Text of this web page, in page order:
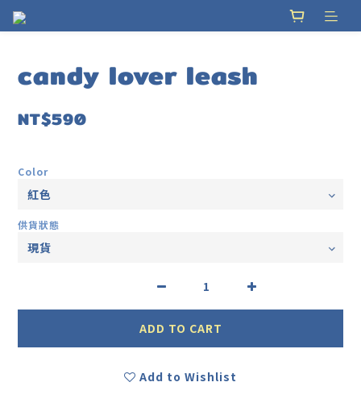
candy lover leash
NT$590
Color
供貨狀態
ADD TO CART
Add to Wishlist